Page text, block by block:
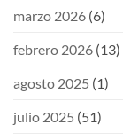
marzo 2026 (6)
febrero 2026 (13)
agosto 2025 (1)
julio 2025 (51)